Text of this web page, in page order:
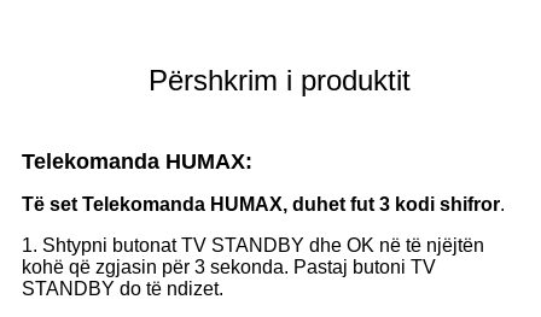
Përshkrim i produktit
Telekomanda HUMAX:
Të set Telekomanda HUMAX, duhet fut 3 kodi shifror.
1. Shtypni butonat TV STANDBY dhe OK në të njëjtën
kohë që zgjasin për 3 sekonda. Pastaj butoni TV
STANDBY do të ndizet.